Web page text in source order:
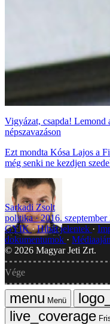
Vigyázat, csapda! Lemond
népszavazáson
Ezt mondta Kósa Lajos a
még senki ne kezdjen
Sarkadi Zsolt
politika
2016.
GYIK Hibát jelentek
dokumentumok
© 2026 Magyar Jeti Zrt.
Vége
Menü